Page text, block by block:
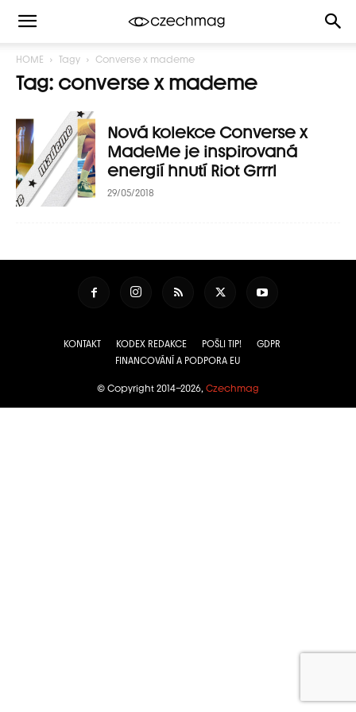
HOME Tagy Converse x mademe
Tag: converse x mademe
Nová kolekce Converse x
MadeMe je inspirovaná
energií hnutí Riot Grrrl
29/05/2018
KONTAKT KODEX REDAKCE POŠLI TIP!
GDPR
FINANCOVÁNÍ A PODPORA EU
© Copyright 2014–2026, Czechmag